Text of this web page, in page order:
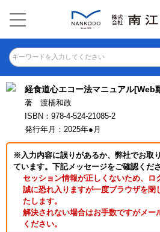
キーワードを入力してください
経食道心エコー法マニュアル[Web
著 渡橋和政
ISBN：978-4-524-21085-2
発行年月：2025年●月
※入力内容に誤りがあるか、弊社でお取
ています。下記メッセージをご確認くださ
セッション情報が正しくないため、ロ
誠に恐れ入りますが一度ブラウザを閉
たします。
解決されない場合はお手数ですがメー
ください。